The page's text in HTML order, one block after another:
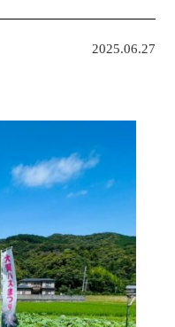
2025.06.27